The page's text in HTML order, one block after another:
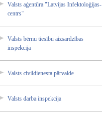
Valsts aģentūr­a "Latvij­as Infekto­loģijas­
centrs"
Valsts bērnu tiesību aizsard­zības
inspekc­ija
Valsts civildi­enesta pārvald­e
Valsts darba inspekc­ija